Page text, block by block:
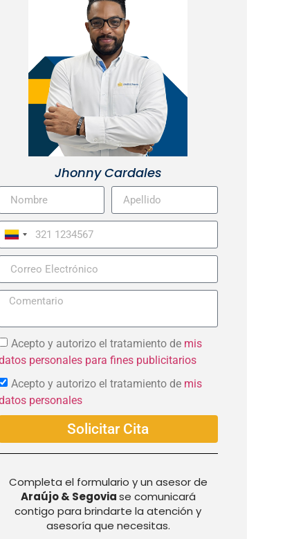
Jhonny Cardales
Colombia
+57
Acepto y autorizo el tratamiento de mis
personales para fines publicitarios
Acepto y autorizo el tratamiento de mis
personales
Solicitar Cita
Completa el formulario y un asesor de
Araújo & Segoviase comunicará
contigo para brindarte la atención y
asesoría que necesitas.